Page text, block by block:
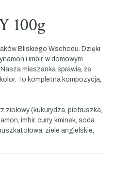
100g
Bliskiego Wschodu. Dzięki
i imbir, w domowym
mieszanka sprawia, że
To kompletna kompozycja,
ziołowy (kukurydza, pietruszka,
imbir, curry, kminek, soda
ziele angielskie,